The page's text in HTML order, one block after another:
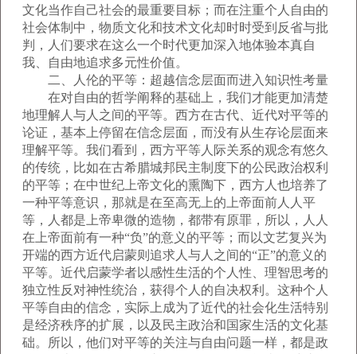
文化当作自己社会的最重要目标；而在注重个人自由的
社会体制中，物质文化和技术文化却时时受到反省与批
判，人们要求在这么一个时代更加深入地体验本真自
我、自由地追求多元性价值。
二、人伦的平等：超越信念层面而进入知识性考量
在对自由的哲学阐释的基础上，我们才能更加清楚
地理解人与人之间的平等。西方在古代、近代对平等的
论证，基本上停留在信念层面，而没有从生存论层面来
理解平等。我们看到，西方平等人际关系的观念有悠久
的传统，比如在古希腊城邦民主制度下的公民政治权利
的平等；在中世纪上帝文化的熏陶下，西方人也培养了
一种平等意识，那就是在至高无上的上帝面前人人平
等，人都是上帝卑微的造物，都带有原罪，所以，人人
在上帝面前有一种“负”的意义的平等；而以文艺复兴为
开端的西方近代启蒙则追求人与人之间的“正”的意义的
平等。近代启蒙学者以感性生活的个人性、理智思考的
独立性反对神性统治，获得个人的自决权利。这种个人
平等自由的信念，实际上成为了近代的社会化生活特别
是经济秩序的扩展，以及民主政治和国家生活的文化基
础。所以，他们对平等的关注与自由问题一样，都是政